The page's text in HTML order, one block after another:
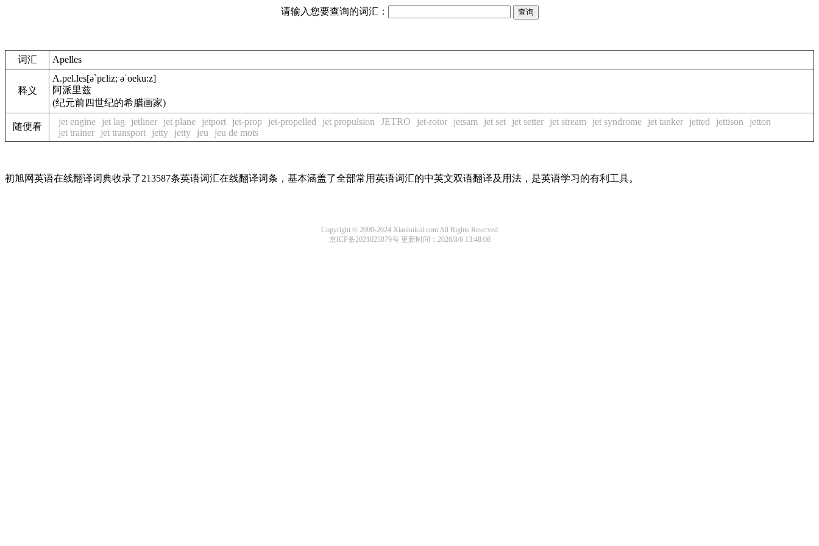
请输入您要查询的词汇：
词汇 Apelles
释义
A.pel.les[ə`pɛliz; əˈoeku:z]
阿派里兹
(纪元前四世纪的希腊画家)
随便看 jet engine jet lag jetliner jet plane jetport jet-prop jet-propelled jet propulsion JETRO jet-rotor jetsam jet set jet setter jet stream jet syndrome jet tanker jetted jettison
jetton
jet trainer
jet transport jetty jetty jeu jeu de mots
初旭网英语在线翻译词典收录了213587条英语词汇在线翻译词条，基本涵盖了全部常用英语词汇的中英文双语翻译及用法，是英语学习的有利工具。
Copyright © 2000-2024 Xiaohuicai.com All Rights Reserved
京ICP备2021023879号更新时间：2026/8/6 13:48:06